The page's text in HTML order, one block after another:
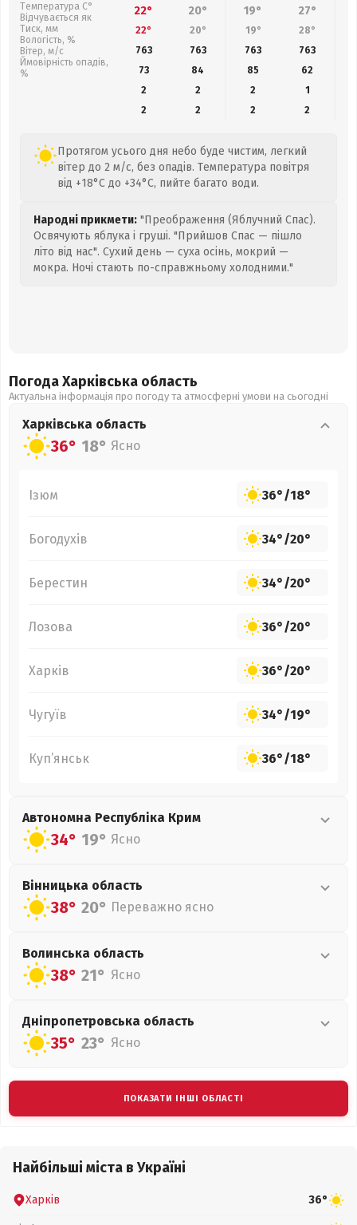
Температура С°
Відчувається як
Тиск, мм
Вологість, %
Вітер, м/с
Ймовірність опадів,
%
22° 20° 19° 27°
22° 20° 19° 28°
763
763 763 763
73
84 85 62
2
2 2
1
2
2 2 2
Протягом усього дня небо буде чистим, легкий
вітер до 2 м/с, без опадів. Температура повітря
від +18°C до +34°C, пийте багато води.
Народні прикмети: "Преображення (Яблучний Спас).
Освячують яблука і груші. "Прийшов Спас — пішло
літо від нас". Сухий день — суха осінь, мокрий —
мокра. Ночі стають по-справжньому холодними."
Погода Харківська область
Актуальна інформація про погоду та атмосферні умови на сьогодні
Харківська область
36° 18° Ясно
Ізюм 36°/18°
Богодухів 34°/20°
Берестин 34°/20°
Лозова 36°/20°
Харків 36°/20°
Чугуїв 34°/19°
Куп’янськ 36°/18°
Автономна Республіка Крим
34° 19° Ясно
Вінницька область
38° 20° Переважно ясно
Волинська область
38° 21° Ясно
Дніпропетровська область
35° 23° Ясно
ПОКАЗАТИ ІНШІ ОБЛАСТІ
Найбільші міста в Україні
Харків 36°